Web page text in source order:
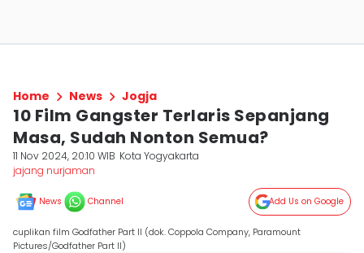
Home News Jogja
10 Film Gangster Terlaris Sepanjang
Masa, Sudah Nonton Semua?
11 Nov 2024, 20:10 WIB Kota Yogyakarta
jajang nurjaman
News Channel Add Us on Google
cuplikan film Godfather Part II (dok. Coppola Company, Paramount
Pictures/Godfather Part II)